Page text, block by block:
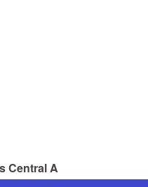
Central A